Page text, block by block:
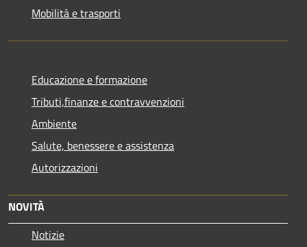
Mobilità e trasporti
Educazione e formazione
Tributi,finanze e contravvenzioni
Ambiente
Salute, benessere e assistenza
Autorizzazioni
NOVITÀ
Notizie